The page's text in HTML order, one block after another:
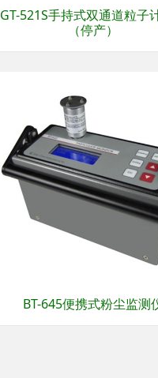
GT-521S手持式双通道粒子
（停产）
BT-645便携式粉尘监测